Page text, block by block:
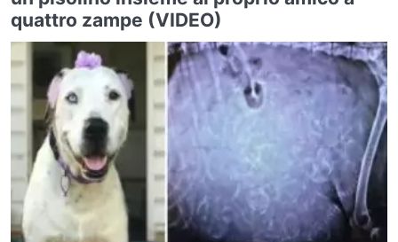
quattro zampe (VIDEO)